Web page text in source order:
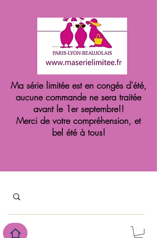
Ma série limitée est en congés d'été,
aucune commande ne sera traitée
avant le 1er septembre!!
Merci de votre compréhension, et
bel été à tous!